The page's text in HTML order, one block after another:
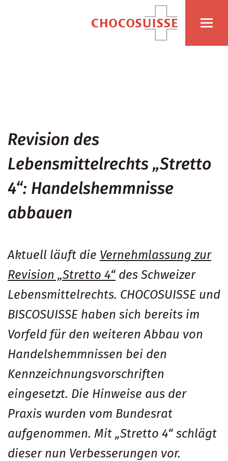
Revision des
Lebensmittelrechts „Stretto
4“: Handelshemmnisse
abbauen
Aktuell läuft die Vernehmlassung zur
Revision „Stretto 4“des Schweizer
Lebensmittelrechts. CHOCOSUISSE und
BISCOSUISSE haben sich bereits im
Vorfeld für den weiteren Abbau von
Handelshemmnissen bei den
Kennzeichnungsvorschriften
eingesetzt. Die Hinweise aus der
Praxis wurden vom Bundesrat
aufgenommen. Mit „Stretto 4“ schlägt
dieser nun Verbesserungen vor.